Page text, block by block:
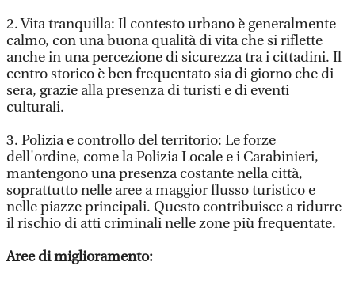
2. Vita tranquilla: Il contesto urbano è generalmente
calmo, con una buona qualità di vita che si riflette
anche in una percezione di sicurezza tra i cittadini. Il
centro storico è ben frequentato sia di giorno che di
sera, grazie alla presenza di turisti e di eventi
culturali.
3. Polizia e controllo del territorio: Le forze
dell'ordine, come la Polizia Locale e i Carabinieri,
mantengono una presenza costante nella città,
soprattutto nelle aree a maggior flusso turistico e
nelle piazze principali. Questo contribuisce a ridurre
il rischio di atti criminali nelle zone più frequentate.
Aree di miglioramento: